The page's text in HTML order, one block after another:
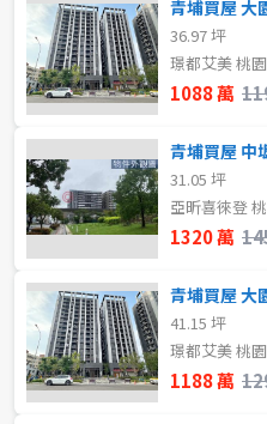
樓層
不拘
2樓
4樓
11~20樓
~
80坪以上
樓層
不拘
1樓
3樓
36.97 坪
璟都艾美 桃
1088 萬
31.05 坪
亞昕喜徠登
1320 萬
41.15 坪
璟都艾美 桃
1188 萬